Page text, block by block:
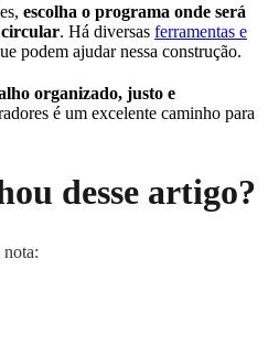
escolha o programa onde será
circular. Há diversas ferramentas e
podem ajudar nessa construção.
organizado, justo e
é um excelente caminho para
desse artigo?
nota: